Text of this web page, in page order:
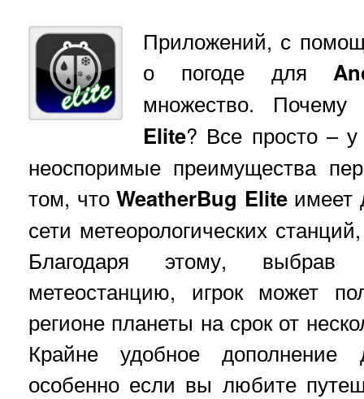
Приложений, с
о погоде для
множество.
Elite? Все просто – у
неоспоримые преимущества
том, что WeatherBug Eliteимеет
сети метеорологических
Благодаря этому,
метеостанцию, игрок может
регионе планеты на срок от
Крайне удобное
особенно если вы любите